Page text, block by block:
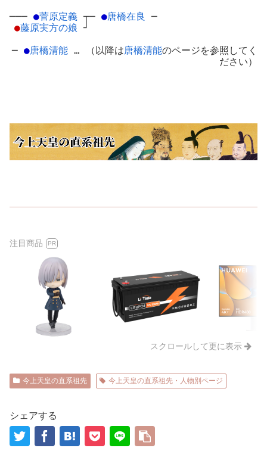
─── ●菅原定義 ┬
●藤原実方の娘 ┘
─ ●唐橋在良 ─
─ ●唐橋清能 … （以降は唐橋清能のページを参照してく
ださい）
注目商品 PR
スクロールして更に表示
今上天皇の直系祖先 今上天皇の直系祖先・人物別ページ
シェアする